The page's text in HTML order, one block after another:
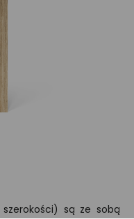
są ze sobą